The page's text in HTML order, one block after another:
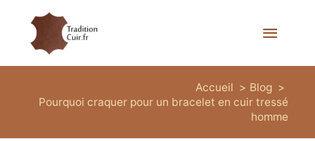
Menu
Accueil
Blog
Pourquoi craquer pour un bracelet en cuir tressé
homme